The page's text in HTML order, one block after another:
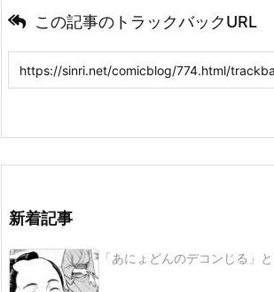
この記事のトラックバックURL
新着記事
「あにょどんのデコンじる」と